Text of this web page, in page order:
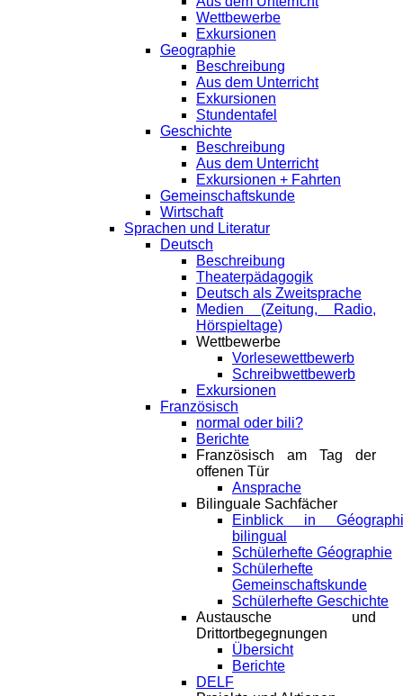
Wettbewerbe
Exkursionen
Geographie
Beschreibung
Aus dem Unterricht
Exkursionen
Stundentafel
Geschichte
Beschreibung
Aus dem Unterricht
Exkursionen + Fahrten
Gemeinschaftskunde
Wirtschaft
Sprachen und Literatur
Deutsch
Beschreibung
Theaterpädagogik
Deutsch als Zweitsprache
Medien (Zeitung, Radio,
Hörspieltage)
Wettbewerbe
Vorlesewettbewerb
Schreibwettbewerb
Exkursionen
Französisch
normal oder bili?
Berichte
Französisch am Tag der
offenen Tür
Ansprache
Bilinguale Sachfächer
Einblick in
bilingual
Schülerhefte Géographie
Schülerhefte
Gemeinschaftskunde
Schülerhefte Geschichte
Austausche und
Drittortbegegnungen
Übersicht
Berichte
DELF